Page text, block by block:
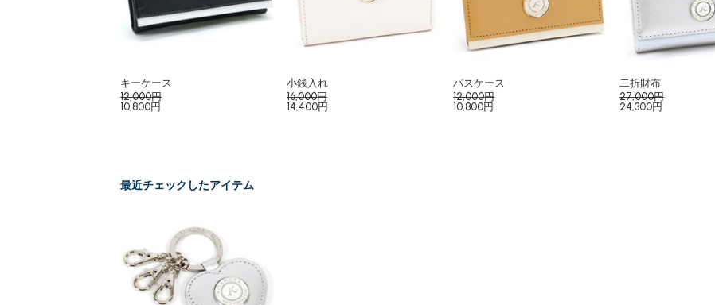
キーケース
12,000円
10,800円
小銭入れ
16,000円
14,400円
パスケース
12,000円
10,800円
二折財布
27,000円
24,300円
最近チェックしたアイテム